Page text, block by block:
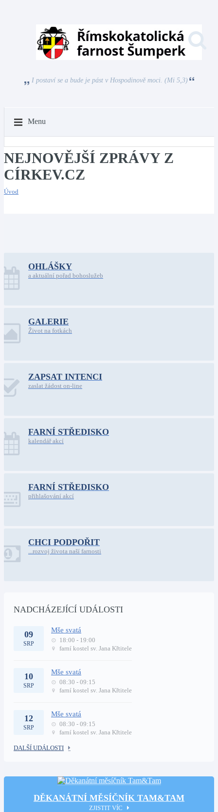
I postaví se a bude je pást v Hospodinově moci. (Mi 5,3)
Menu
NEJNOVĚJŠÍ ZPRÁVY Z
CÍRKEV.CZ
Úvod
OHLÁŠKY
a aktuální pořad bohoslužeb
GALERIE
Život na fotkách
ZAPSAT INTENCI
zaslat žádost on-line
FARNÍ STŘEDISKO
kalendář akcí
FARNÍ STŘEDISKO
přihlašování akcí
CHCI PODPOŘIT
...rozvoj života naší farnosti
NADCHÁZEJÍCÍ UDÁLOSTI
09
SRP
Mše svatá
18:00 - 19:00
farní kostel sv. Jana Křtitele
10
SRP
Mše svatá
08:30 - 09:15
farní kostel sv. Jana Křtitele
12
SRP
Mše svatá
08:30 - 09:15
farní kostel sv. Jana Křtitele
DALŠÍ UDÁLOSTI
DĚKANÁTNÍ MĚSÍČNÍK TAM&TAM
ZJISTIT VÍC